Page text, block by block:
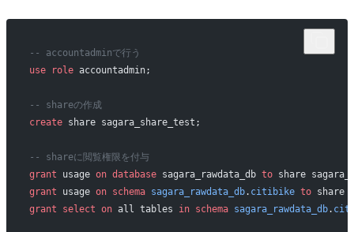
-- accountadminで行う
use role accountadmin;
-- shareの作成
create share sagara_share_test;
-- shareに閲覧権限を付与
grant usage on database sagara_rawdata_db to share
grant usage on schema sagara_rawdata_db. citibike to share
grant select on all tables in schema sagara_rawdata_db.